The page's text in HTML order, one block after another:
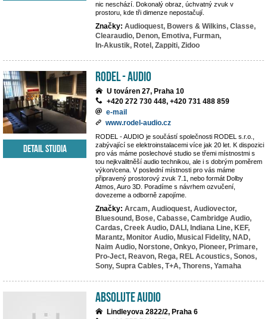
nic neschází. Dokonalý obraz, úchvatný zvuk v
prostoru, kde tři dimenze nepostačují.
Značky: Audioquest, Bowers & Wilkins, Classe,
Clearaudio, Denon, Emotiva, Furman,
In-Akustik, Rotel, Zappiti, Zidoo
RODEL - AUDIO
U továren 27, Praha 10
+420 272 730 448, +420 731 488 859
e-mail
www.rodel-audio.cz
RODEL - AUDIO je součástí společnosti RODEL s.r.o.,
zabývající se elektroinstalacemi více jak 20 let. K dispozici
pro vás máme poslechové studio se třemi místnostmi s
tou nejkvalitněší audio technikou, ale i s dobrým poměrem
výkon/cena. V poslední místnosti pro vás máme
připravený prostorový zvuk 7.1, nebo formát Dolby
Atmos, Auro 3D. Poradíme s návrhem ozvučení,
dovezeme a odborně zapojíme.
Značky: Arcam, Audioquest, Audiovector,
Bluesound, Bose, Cabasse, Cambridge Audio,
Cardas, Creek Audio, DALI, Indiana Line, KEF,
Marantz, Monitor Audio, Musical Fidelity, NAD,
Naim Audio, Norstone, Onkyo, Pioneer, Primare,
Pro-Ject, Reavon, Rega, REL Acoustics, Sonos,
Sony, Supra Cables, T+A, Thorens, Yamaha
Detail studia
Absolute Audio
Lindleyova 2822/2, Praha 6